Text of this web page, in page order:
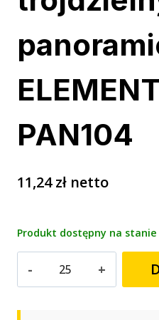
ELEMENT
PAN104
11,24zł netto
Produkt dostępny na stanie
Kalendarz
panoramiczny